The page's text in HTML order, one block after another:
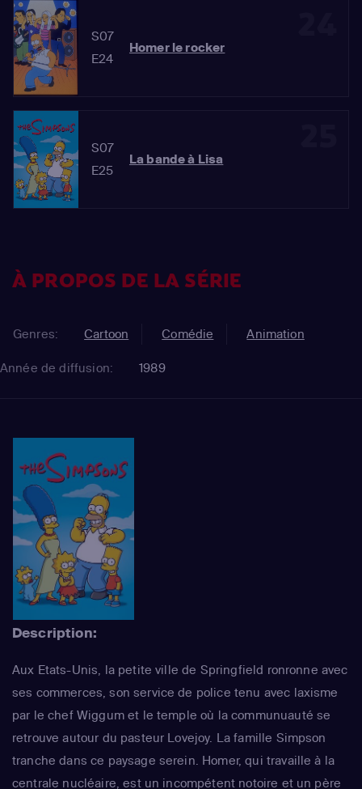
S07
E24
Homer le rocker
S07
E25
La bande à Lisa
À PROPOS DE LA SÉRIE
Genres: Cartoon Comédie Animation
Année de diffusion: 1989
Description:
Aux Etats-Unis, la petite ville de Springfield ronronne avec
ses commerces, son service de police tenu avec laxisme
par le chef Wiggum et le temple où la communuauté se
retrouve autour du pasteur Lovejoy. La famille Simpson
tranche dans ce paysage serein. Homer, qui travaille à la
centrale nucléaire, est un incompétent notoire et un père